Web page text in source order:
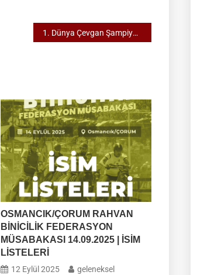
1. Dünya Çevgan Şampiyonasi 5-8 Kasım 2023 Azerbaycan Bakü
OSMANCIK/ÇORUM RAHVAN
BİNİCİLİK FEDERASYON
MÜSABAKASI 14.09.2025 | İSİM
LİSTELERİ
12 Eylül 2025 geleneksel